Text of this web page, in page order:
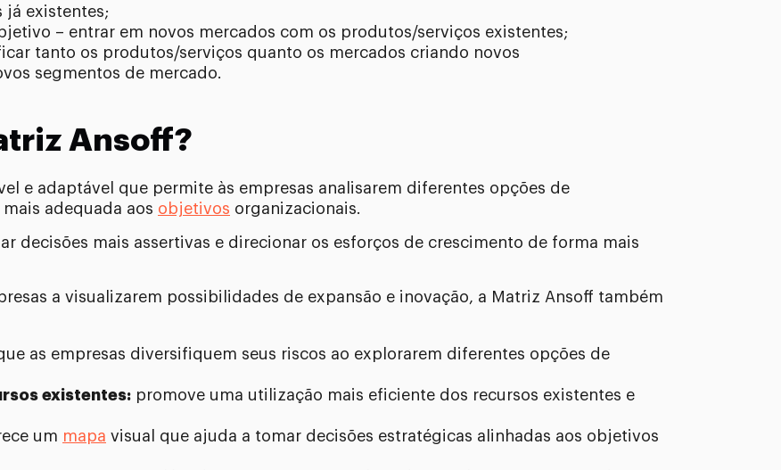
já existentes;
– entrar em novos mercados com os produtos/serviços existentes;
tanto os produtos/serviços quanto os mercados criando novos
segmentos de mercado.
Ansoff?
e adaptável que permite às empresas analisarem diferentes opções de
adequada aos objetivos organizacionais.
decisões mais assertivas e direcionar os esforços de crescimento de forma mais
a visualizarem possibilidades de expansão e inovação, a Matriz Ansoff também
as empresas diversifiquem seus riscos ao explorarem diferentes opções de
existentes: promove uma utilização mais eficiente dos recursos existentes e
um mapa visual que ajuda a tomar decisões estratégicas alinhadas aos objetivos